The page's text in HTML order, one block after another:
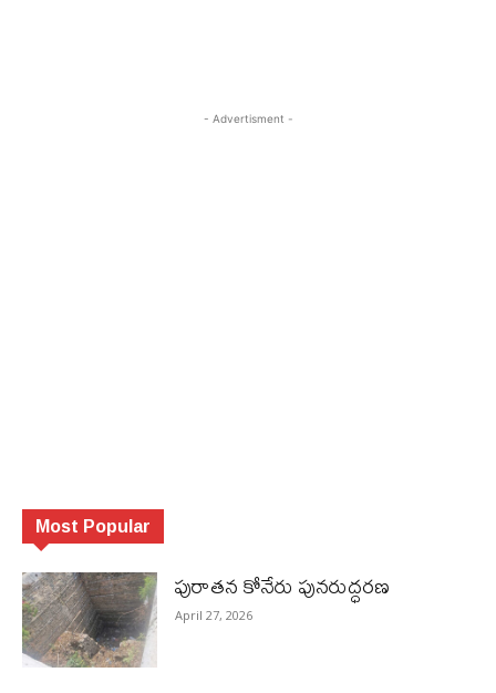
- Advertisment -
Most Popular
పురాత‌న కోనేరు పున‌రుద్ధ‌ర‌ణ
April 27, 2026